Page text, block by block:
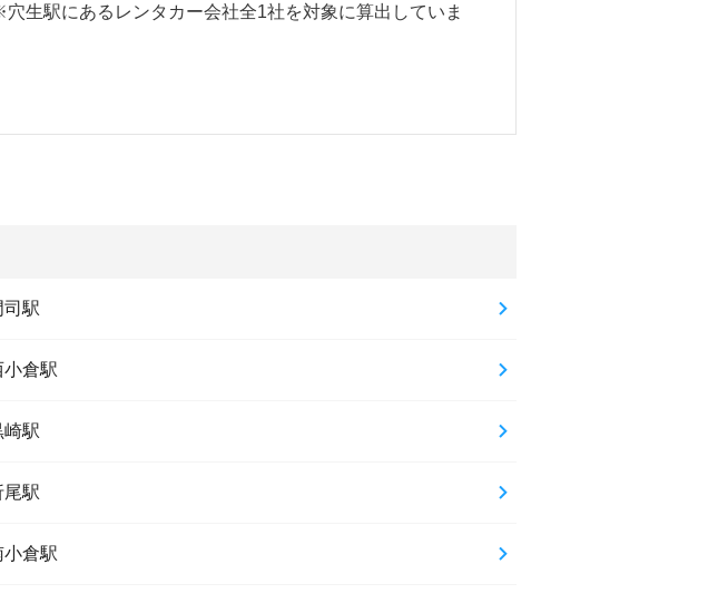
生駅にあるレンタカー会社全1社を対象に算出していま
司駅
小倉駅
崎駅
尾駅
小倉駅